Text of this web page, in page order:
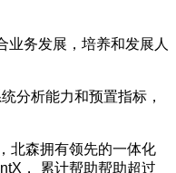
业务发展，培养和发展人
分析能力和预置指标，
北森拥有领先的一体化
， 累计帮助帮助超过